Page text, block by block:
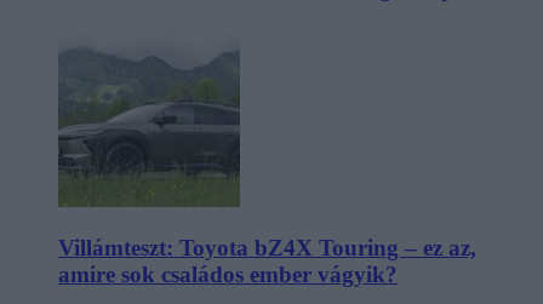
Villámteszt: Toyota bZ4X Touring – ez az,
amire sok családos ember vágyik?